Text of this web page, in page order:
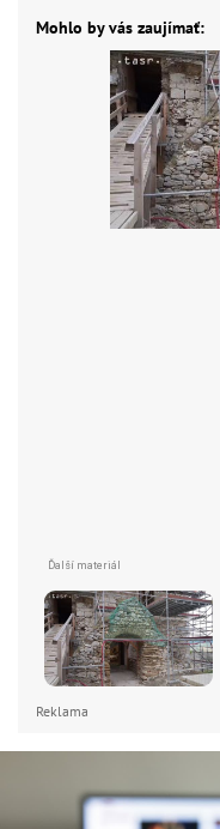
Mohlo by vás zaujímať:
Reklama